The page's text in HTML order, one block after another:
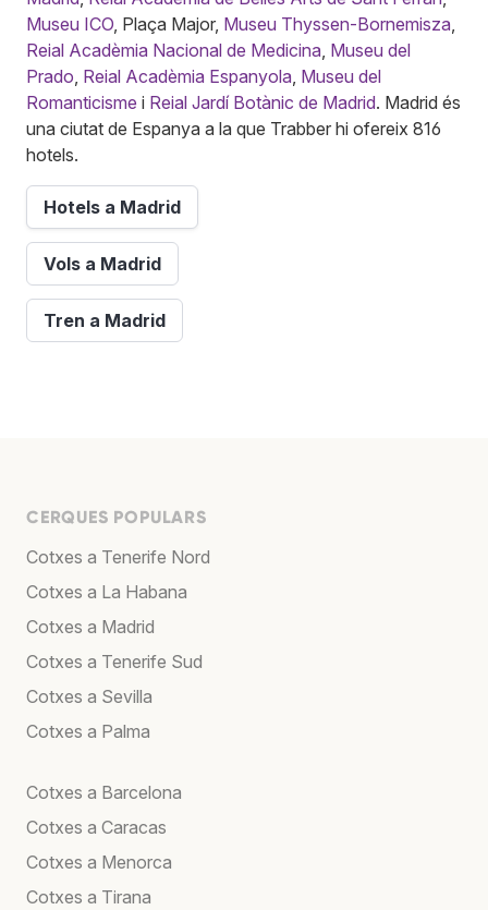
Museu ICO, Plaça Major, Museu Thyssen-Bornemisza,
Reial Acadèmia Nacional de Medicina, Museu del
Prado, Reial Acadèmia Espanyola, Museu del
Romanticisme i Reial Jardí Botànic de Madrid. Madrid és
una ciutat de Espanya a la que Trabber hi ofereix 816
hotels.
Hotels a Madrid
Vols a Madrid
Tren a Madrid
CERQUES POPULARS
Cotxes a Tenerife Nord
Cotxes a La Habana
Cotxes a Madrid
Cotxes a Tenerife Sud
Cotxes a Sevilla
Cotxes a Palma
Cotxes a Barcelona
Cotxes a Caracas
Cotxes a Menorca
Cotxes a Tirana